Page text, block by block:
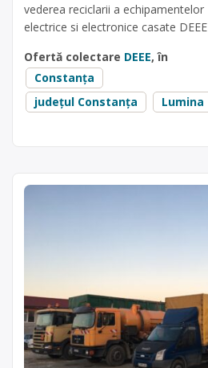
vederea reciclarii a echipamentelor
electrice si electronice casate DEEE
Ofertă colectare DEEE, în
Constanța
județul Constanța
Lumina